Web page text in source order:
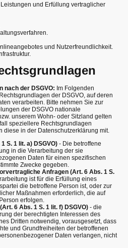
und Erfüllung vertraglicher
und Nutzerfreundlichkeit.
nach der DSGVO: Im Folgenden
der DSGVO, auf deren
verarbeiten. Bitte nehmen Sie zur
der DSGVO nationale
unserem Wohn- oder Sitzland gelten
speziellere Rechtsgrundlagen
diese in der Datenschutzerklärung mit.
S. 1 lit. a) DSGVO) - Die betroffene
in die Verarbeitung der sie
Daten für einen spezifischen
Zwecke gegeben.
Anfragen (Art. 6 Abs. 1 S.
ist für die Erfüllung eines
die betroffene Person ist, oder zur
Maßnahmen erforderlich, die auf
erfolgen.
6 Abs. 1 S. 1 lit. f) DSGVO) - die
der berechtigten Interessen des
Dritten notwendig, vorausgesetzt, dass
und Grundfreiheiten der betroffenen
Daten verlangen, nicht